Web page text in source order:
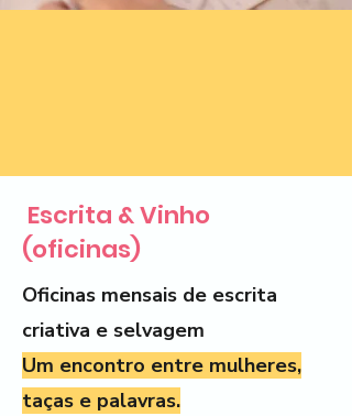
Escrita & Vinho
(oficinas)
Oficinas mensais de escrita
criativa e selvagem
Um encontro entre mulheres,
taças e palavras.